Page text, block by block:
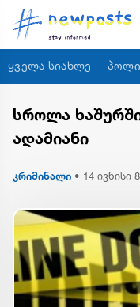
ყველა სიახლე
სროლა
ადამიანი
კრიმინალი • 14 ივნისი